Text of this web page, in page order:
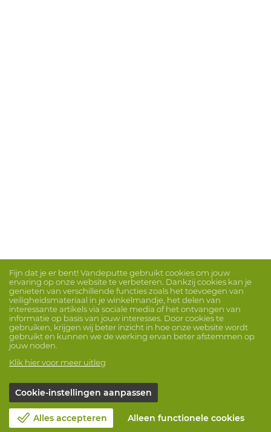
Fijn dat je er bent! Vandeputte gebruikt cookies om jouw
ervaring op onze website te verbeteren. Dankzij cookies kan je
genieten van verschillende functies zoals het toevoegen van
veiligheidsmateriaal in je winkelmandje, het delen van
interessante artikels via sociale media of het ontvangen van
informatie op basis van jouw interesses. Door cookies te
gebruiken, krijgen wij beter inzicht in hoe onze website wordt
gebruikt en kunnen we de werking ervan beter afstemmen op
jouw noden.
Klik hier voor meer uitleg
Cookie-instellingen aanpassen
Alles accepteren Alleen functionele cookies